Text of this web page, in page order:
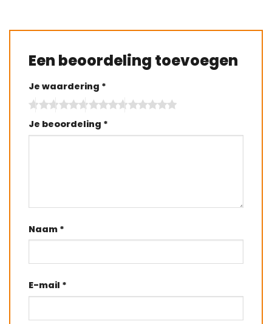
Een beoordeling toevoegen
Je waardering *
Je beoordeling *
Naam *
E-mail *